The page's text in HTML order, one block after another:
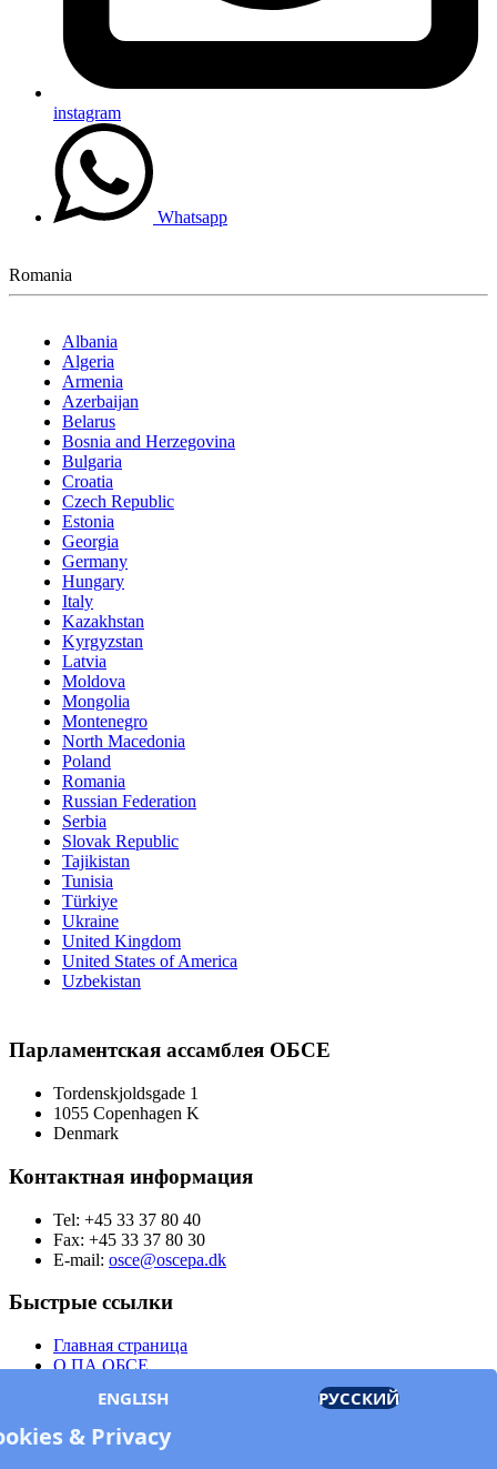
instagram
Whatsapp
Romania
Albania
Algeria
Armenia
Azerbaijan
Belarus
Bosnia and Herzegovina
Bulgaria
Croatia
Czech Republic
Estonia
Georgia
Germany
Hungary
Italy
Kazakhstan
Kyrgyzstan
Latvia
Moldova
Mongolia
Montenegro
North Macedonia
Poland
Romania
Russian Federation
Serbia
Slovak Republic
Tajikistan
Tunisia
Türkiye
Ukraine
United Kingdom
United States of America
Uzbekistan
Парламентская ассамблея ОБСЕ
Tordenskjoldsgade 1
1055 Copenhagen K
Denmark
Контактная информация
Tel: +45 33 37 80 40
Fax: +45 33 37 80 30
E-mail: osce@oscepa.dk
Быстрые ссылки
Главная страница
О ПА ОБСЕ
Члены
Документы
OSCE.org
ENGLISH РУССКИЙ
& Privacy